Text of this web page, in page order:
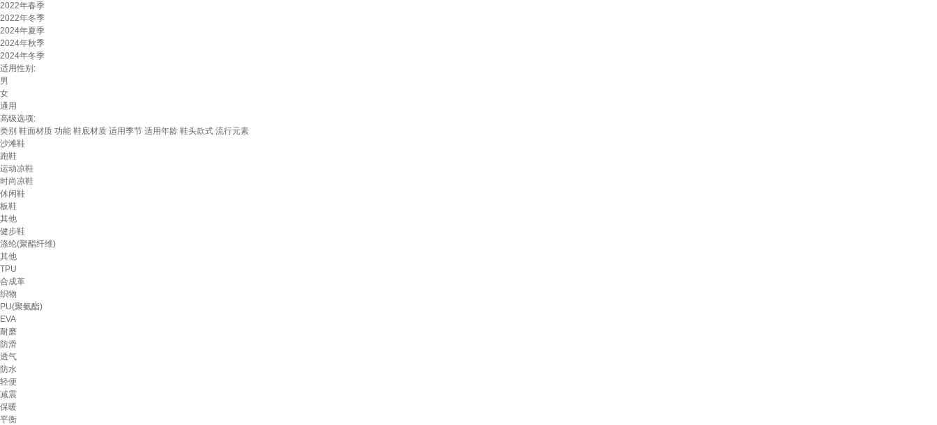
2022年春季
2022年冬季
2024年夏季
2024年秋季
2024年冬季
适用性别:
男
女
通用
高级选项:
类别 鞋面材质 功能 鞋底材质 适用季节 适用年龄 鞋头款式 流行元素
沙滩鞋
跑鞋
运动凉鞋
时尚凉鞋
休闲鞋
板鞋
其他
健步鞋
涤纶(聚酯纤维)
其他
TPU
合成革
织物
PU(聚氨酯)
EVA
耐磨
防滑
透气
防水
轻便
减震
保暖
平衡